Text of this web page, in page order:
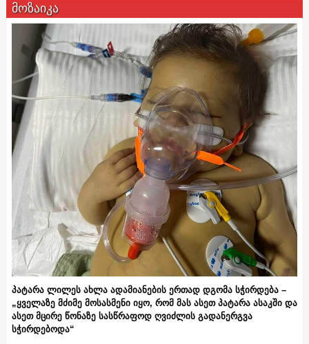
მოზაიკა
პატარა ლილეს ახლა ადამიანების ერთად დგომა სჭირდება –
„ყველაზე მძიმე მოსასმენი იყო, რომ მას ასეთ პატარა ასაკში და
ასეთ მცირე წონაზე სასწრაფოდ ღვიძლის გადანერგვა
სჭირდებოდა“